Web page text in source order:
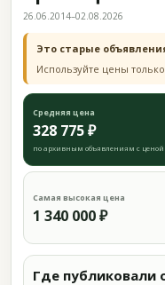
26.06.2014–02.08.2026
Это старые
Используйте цены
Средняя цена
328 775 ₽
по архивным объявлениям с ценой
Самая высокая цена
1 340 000 ₽
Где публиковали